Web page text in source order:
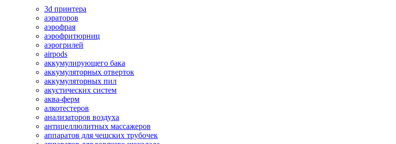
3d принтера
аэраторов
аэрофрая
аэрофритюрниц
аэрогрилей
airpods
аккумулирующего бака
аккумуляторных отверток
аккумуляторных пил
акустических систем
аква-ферм
алкотестеров
анализаторов воздуха
антицеллюлитных массажеров
аппаратов для чешских трубочек